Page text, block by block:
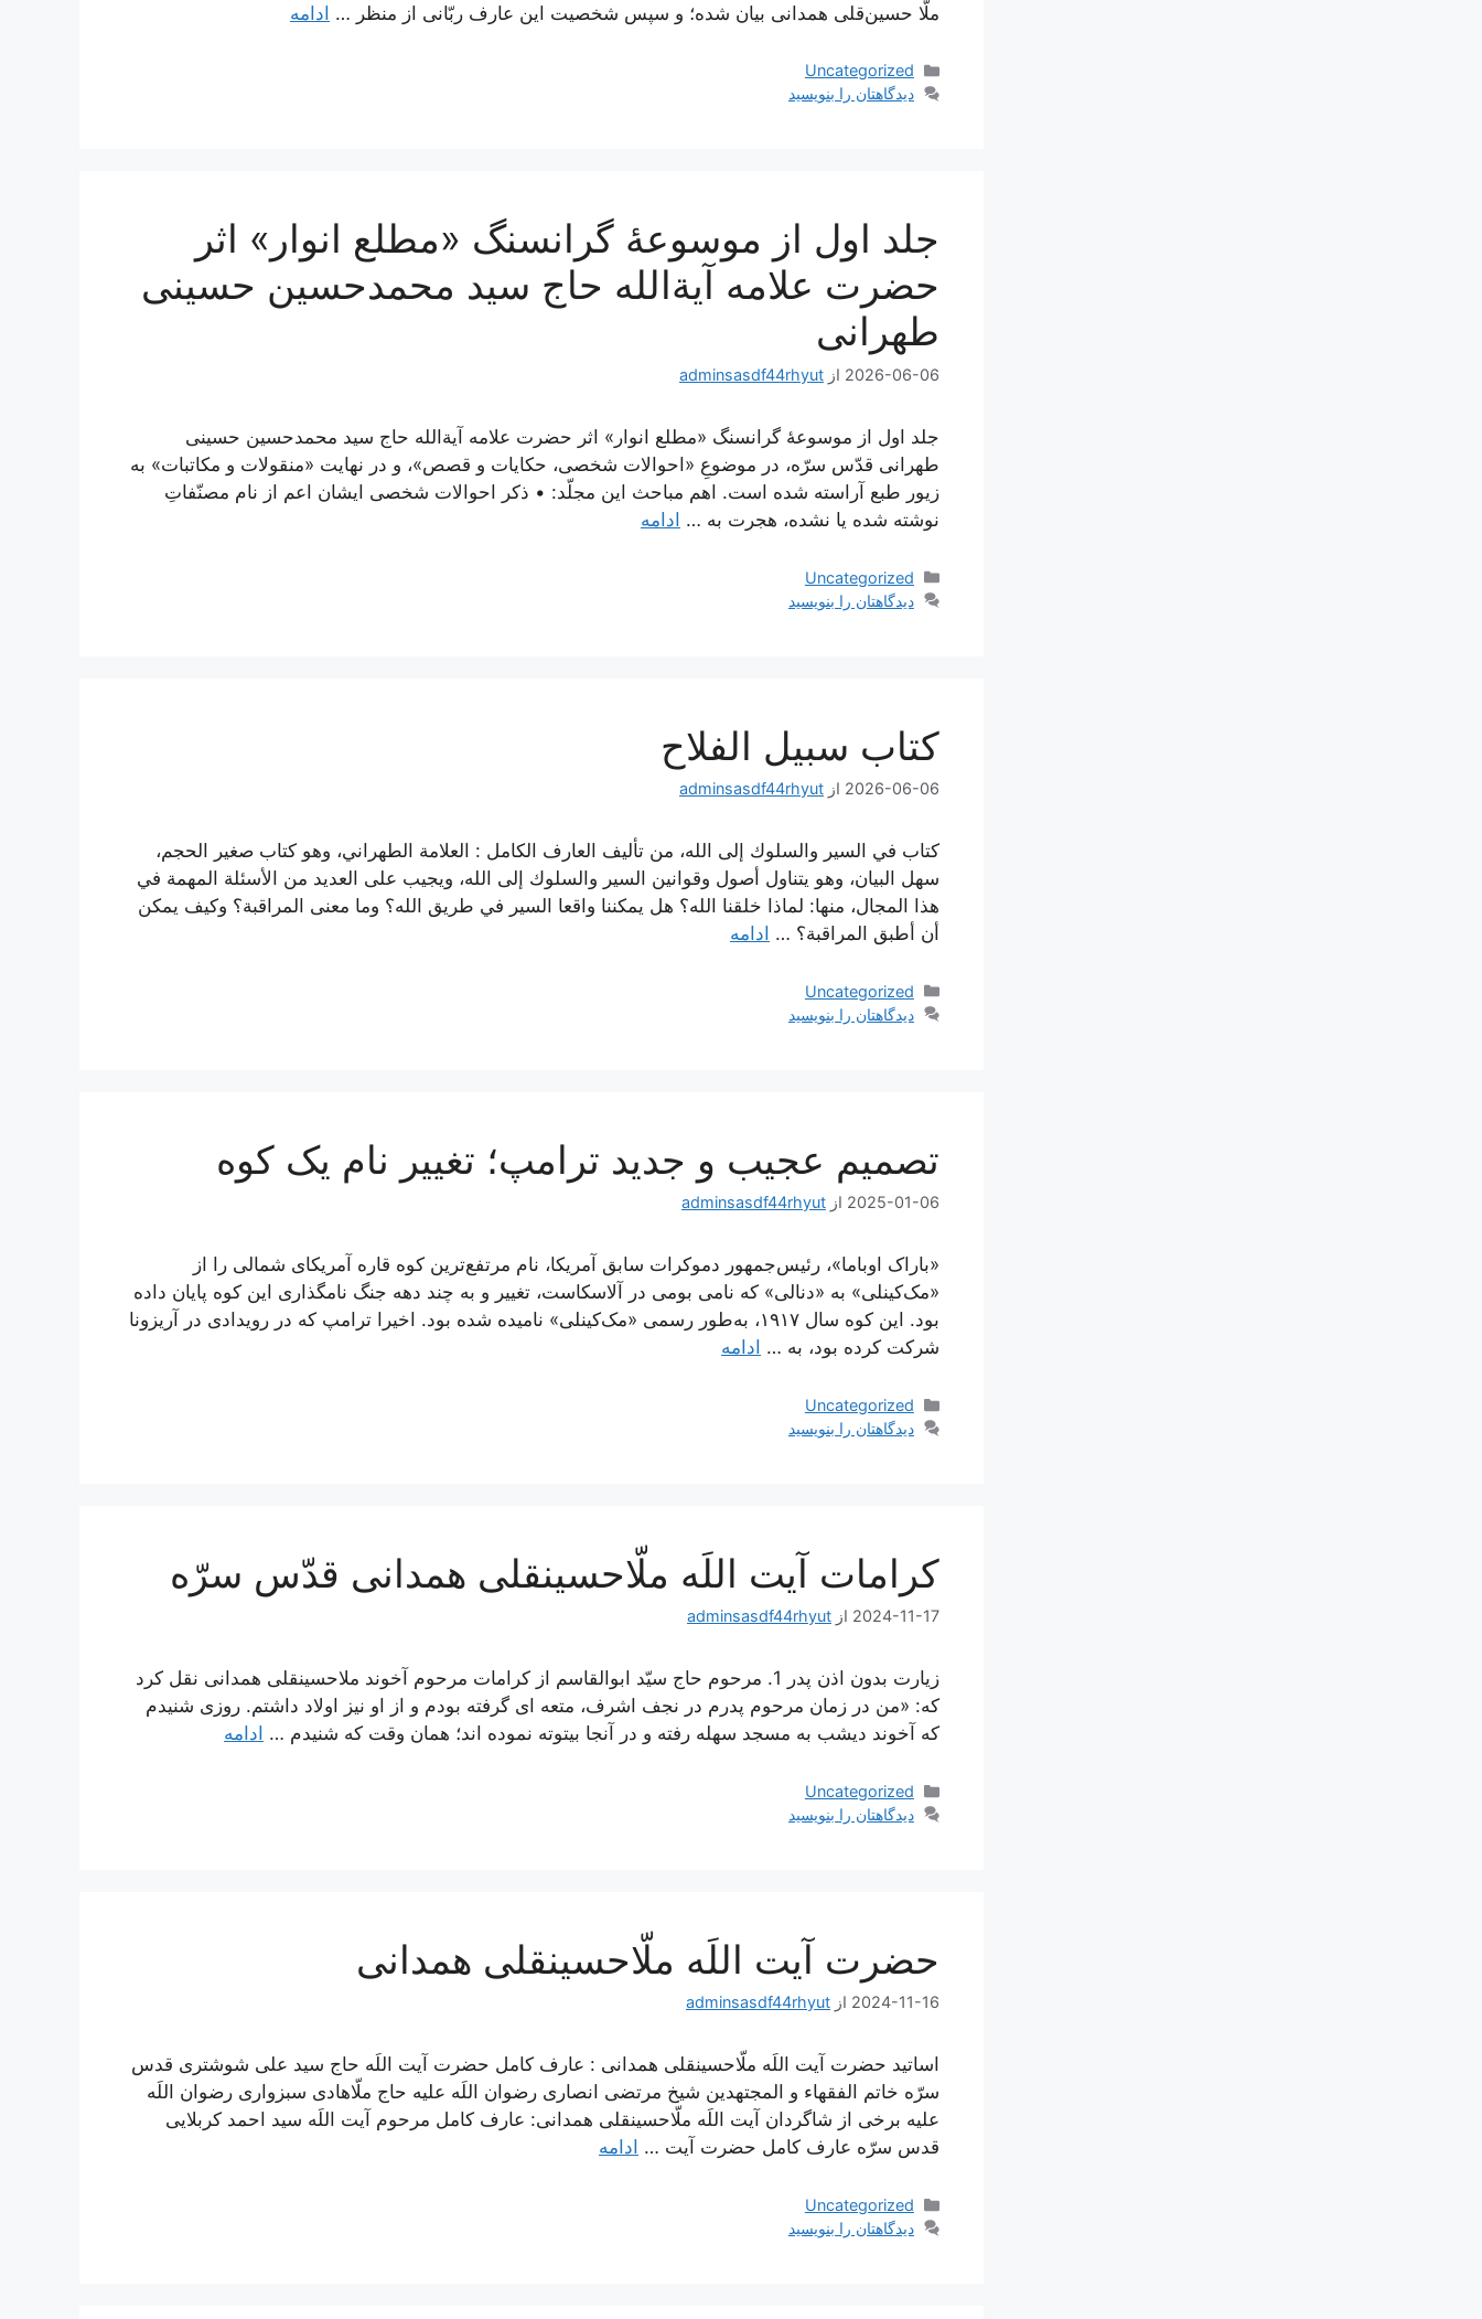
ملّا حسین‌قلی همدانی بیان شده؛ و سپس شخصیت این عارف ربّانی از منظر … ادامه
دسته‌ها
Uncategorized
دیدگاهتان را بنویسید
جلد اول از موسوعۀ گرانسنگ «مطلع انوار» اثر
حضرت علامه آیة‌الله حاج سید محمدحسین حسینی
طهرانی
2026-06-06 از adminsasdf44rhyut
جلد اول از موسوعۀ گرانسنگ «مطلع انوار» اثر حضرت علامه آیة‌الله حاج سید محمدحسین حسینی
طهرانی قدّس سرّه، در موضوعِ «احوالات شخصی، حکایات و قصص»، و در نهایت «منقولات و مکاتبات» به
زیور طبع آراسته شده است. اهم مباحث این مجلّد: • ذکر احوالات شخصی ایشان اعم از نام مصنّفاتِ
نوشته شده یا نشده، هجرت به … ادامه
دسته‌ها
Uncategorized
دیدگاهتان را بنویسید
كتاب سبيل الفلاح
2026-06-06 از adminsasdf44rhyut
كتاب في السير والسلوك إلى الله، من تأليف العارف الكامل : العلامة الطهراني، وهو كتاب صغير الحجم،
سهل البيان، وهو يتناول أصول وقوانين السير والسلوك إلى الله، ويجيب على العديد من الأسئلة المهمة في
هذا المجال، منها: لماذا خلقنا الله؟ هل يمكننا واقعا السير في طريق الله؟ وما معنى المراقبة؟ وكيف يمكن
أن أطبق المراقبة؟ … ادامه
دسته‌ها
Uncategorized
دیدگاهتان را بنویسید
تصمیم عجیب و جدید ترامپ؛ تغییر نام یک کوه
2025-01-06 از adminsasdf44rhyut
«باراک اوباما»، رئیس‌جمهور دموکرات سابق آمریکا، نام مرتفع‌ترین کوه قاره آمریکای شمالی را از
«مک‌کینلی» به «دنالی» که نامی بومی در آلاسکاست، تغییر و به چند دهه جنگ نامگذاری این کوه پایان داده
بود. این کوه سال ۱۹۱۷، به‌طور رسمی «مک‌کینلی» نامیده شده بود. اخیرا ترامپ که در رویدادی در آریزونا
شرکت کرده بود، به … ادامه
دسته‌ها
Uncategorized
دیدگاهتان را بنویسید
کرامات آیت اللَه ملّاحسینقلی همدانی قدّس سرّه
2024-11-17 از adminsasdf44rhyut
زیارت بدون اذن پدر 1. مرحوم حاج سيّد ابوالقاسم از كرامات مرحوم آخوند ملاحسينقلى همدانى نقل كرد
كه: «من در زمان مرحوم پدرم در نجف اشرف، متعه‏ اى گرفته بودم و از او نيز اولاد داشتم. روزى شنيدم
كه آخوند ديشب به مسجد سهله رفته و در آنجا بيتوته نموده‏ اند؛ همان وقت كه شنيدم … ادامه
دسته‌ها
Uncategorized
دیدگاهتان را بنویسید
حضرت آیت اللَه ملّاحسینقلی همدانی
2024-11-16 از adminsasdf44rhyut
اساتید حضرت آیت اللَه ملّاحسینقلی همدانی : عارف کامل حضرت آیت اللَه حاج سید علی شوشتری قدس
سرّه خاتم الفقهاء و المجتهدین شیخ مرتضی انصاری رضوان اللَه علیه حاج ملّاهادی سبزواری رضوان اللَه
علیه برخی از شاگردان آیت اللَه ملّاحسینقلی همدانی: عارف کامل مرحوم آیت اللَه سيد احمد كربلايى
قدس سرّه عارف کامل حضرت آیت … ادامه
دسته‌ها
Uncategorized
دیدگاهتان را بنویسید